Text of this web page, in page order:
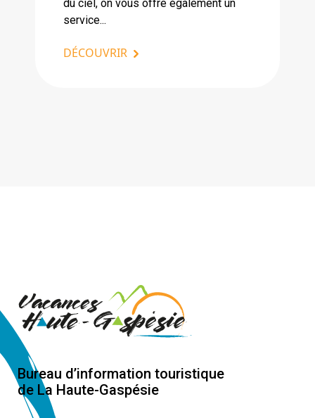
du ciel, on vous offre également un
service...
DÉCOUVRIR
Bureau d’information touristique
de La Haute-Gaspésie